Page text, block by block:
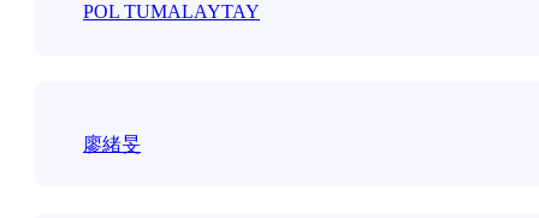
POL TUMALAYTAY
廖緒旻